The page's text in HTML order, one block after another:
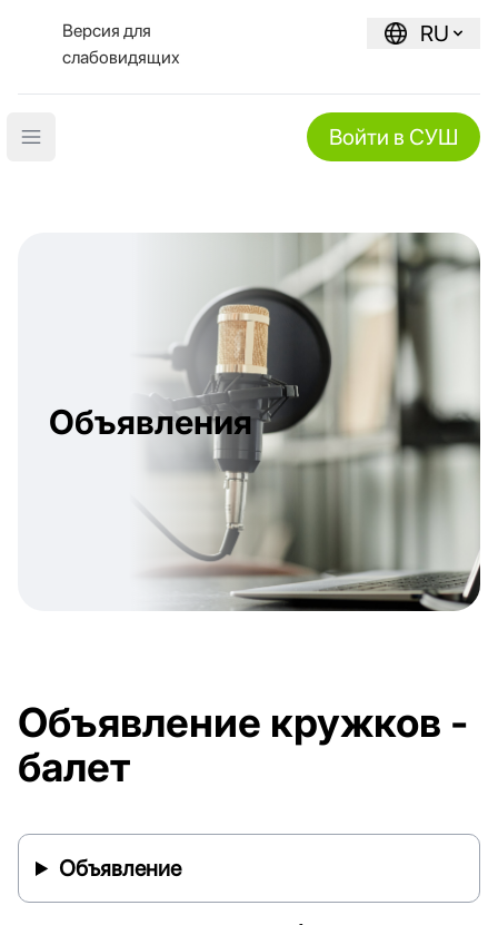
Версия для
слабовидящих
RU
Open main menu Войти в СУШ
Объявления
Объявление кружков -
балет
Объявление